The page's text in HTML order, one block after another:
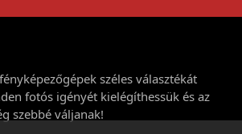
széles választékát
fotós igényét kielégíthessük és az
szebbé váljanak!